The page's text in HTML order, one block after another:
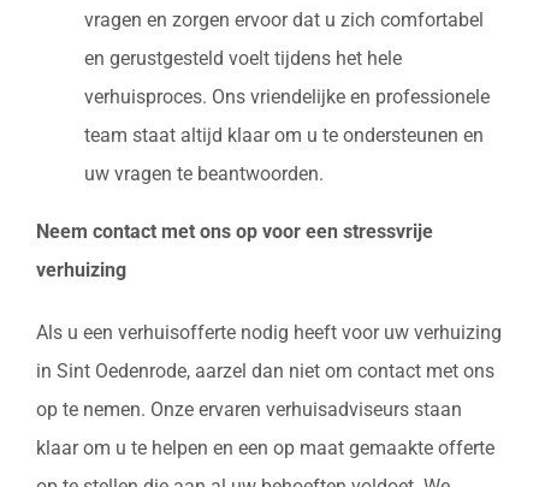
vragen en zorgen ervoor dat u zich comfortabel
en gerustgesteld voelt tijdens het hele
verhuisproces. Ons vriendelijke en professionele
team staat altijd klaar om u te ondersteunen en
uw vragen te beantwoorden.
Neem contact met ons op voor een stressvrije
verhuizing
Als u een verhuisofferte nodig heeft voor uw verhuizing
in Sint Oedenrode, aarzel dan niet om contact met ons
op te nemen. Onze ervaren verhuisadviseurs staan
klaar om u te helpen en een op maat gemaakte offerte